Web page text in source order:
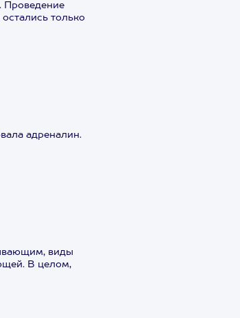
Проведение
только
адреналин.
виды
В целом,